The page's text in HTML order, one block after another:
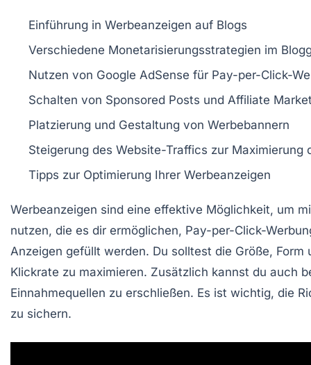
Einführung in Werbeanzeigen auf Blogs
Verschiedene Monetarisierungsstrategien im
Nutzen von Google AdSense für Pay-per-Click-
Schalten von Sponsored Posts und Affiliate
Platzierung und Gestaltung von Werbebannern
Steigerung des Website-Traffics zur Maximierung
Tipps zur Optimierung Ihrer Werbeanzeigen
Werbeanzeigen sind eine effektive Möglichkeit, um
nutzen, die es dir ermöglichen, Pay-per-Click-
Anzeigen gefüllt werden. Du solltest die Größe, Form
Klickrate zu maximieren. Zusätzlich kannst du auch
Einnahmequellen zu erschließen. Es ist wichtig, die
zu sichern.